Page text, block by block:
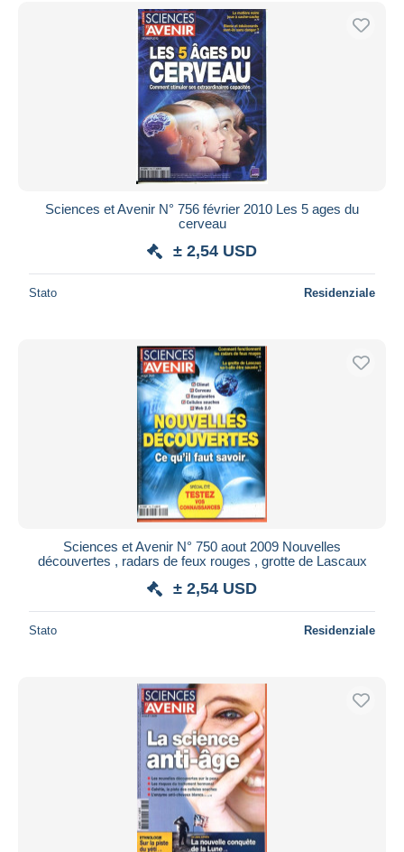
Sciences et Avenir N° 756 février 2010 Les 5 ages du
cerveau
± 2,54 USD
Stato Residenziale
Sciences et Avenir N° 750 aout 2009 Nouvelles
découvertes , radars de feux rouges , grotte de Lascaux
± 2,54 USD
Stato Residenziale